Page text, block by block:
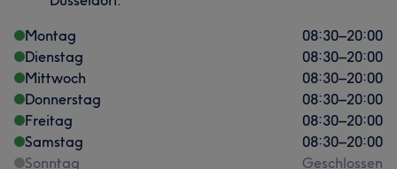
Montag
08:30–20:00
Dienstag
08:30–20:00
Mittwoch
08:30–20:00
Donnerstag
08:30–20:00
Freitag
08:30–20:00
Samstag
08:30–20:00
Sonntag
Geschlossen